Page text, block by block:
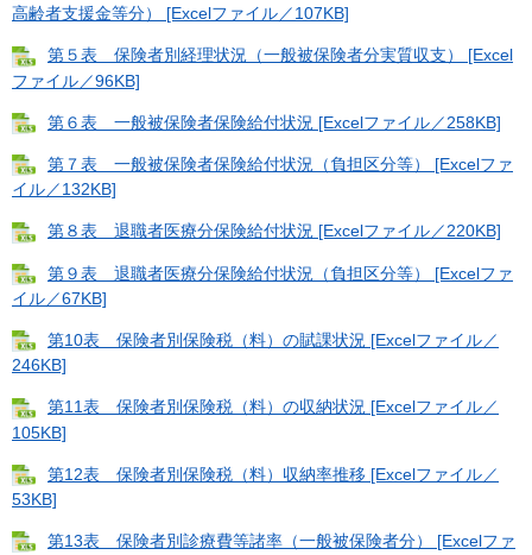
高齢者支援金等分） [Excelファイル／107KB]
第５表 保険者別経理状況（一般被保険者分実質収支） [Excel
ファイル／96KB]
第６表 一般被保険者保険給付状況 [Excelファイル／258KB]
第７表 一般被保険者保険給付状況（負担区分等） [Excelファ
イル／132KB]
第８表 退職者医療分保険給付状況 [Excelファイル／220KB]
第９表 退職者医療分保険給付状況（負担区分等） [Excelファ
イル／67KB]
第10表 保険者別保険税（料）の賦課状況 [Excelファイル／
246KB]
第11表 保険者別保険税（料）の収納状況 [Excelファイル／
105KB]
第12表 保険者別保険税（料）収納率推移 [Excelファイル／
53KB]
第13表 保険者別診療費等諸率（一般被保険者分） [Excelファ